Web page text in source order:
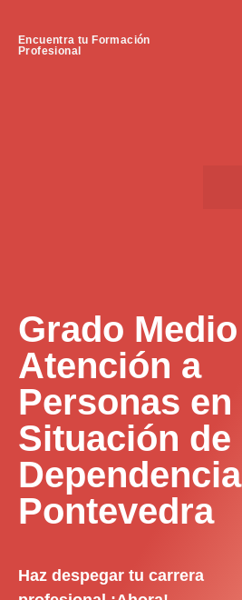
Encuentra tu Formación
Profesional
Grado Medio
Atención a
Personas en
Situación de
Dependencia
Pontevedra
Haz despegar tu carrera